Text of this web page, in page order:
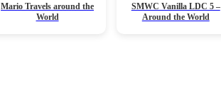
Mario Travels around the
World
SMWC Vanilla LDC 5 –
Around the World